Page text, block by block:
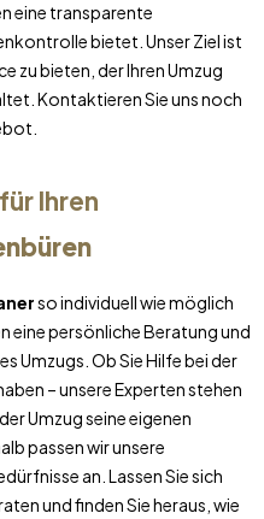
eine transparente
bietet. Unser Ziel ist
zu bieten, der Ihren Umzug
Kontaktieren Sie uns noch
Ihren
so individuell wie möglich
eine persönliche Beratung und
Umzugs. Ob Sie Hilfe bei der
– unsere Experten stehen
Umzug seine eigenen
passen wir unsere
an. Lassen Sie sich
und finden Sie heraus, wie